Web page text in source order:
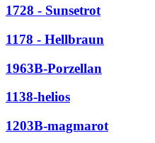
1728 - Sunsetrot
1178 - Hellbraun
1963B-Porzellan
1138-helios
1203B-magmarot